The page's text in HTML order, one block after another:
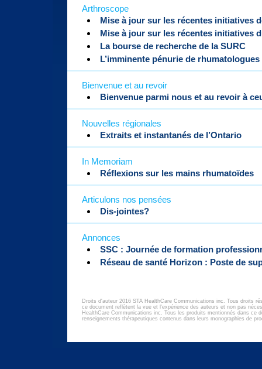
Arthroscope
Mise à jour sur les récentes initiatives
Mise à jour sur les récentes initiatives
La bourse de recherche de la SURC
L’imminente pénurie de
Bienvenue et au revoir
Bienvenue parmi nous et au revoir à
Nouvelles régionales
Extraits et instantanés de l’Ontario
In Memoriam
Réflexions sur les mains rhumatoïdes
Articulons nos pensées
Dis-jointes?
Annonces
SSC : Journée de formation
Réseau de santéHorizon : Poste de
Droits d'auteur 2016 STA HealthCare Communications inc. Tous droits
ce document reflètent la vue et l'expérience des auteurs et non pas
HealthCare Communications inc. Tous les produits mentionnés dans ce
renseignements thérapeutiques contenus dans leurs monographies de